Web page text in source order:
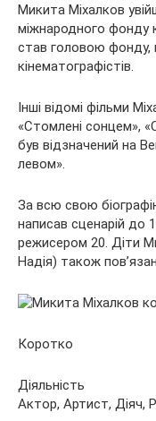
Микита Міхалков
міжнародного фонду
став головою
кінематографістів.
Інші відомі фільми
«Стомлені сонцем»,
був відзначений на
левом».
За всю свою
написав сценарій до
режисером 20. Діти
Надія) також
Коротко
Діяльність
Актор, Артист, Діяч,